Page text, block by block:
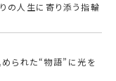
の人生に寄り添う指輪
められた“物語”に光を